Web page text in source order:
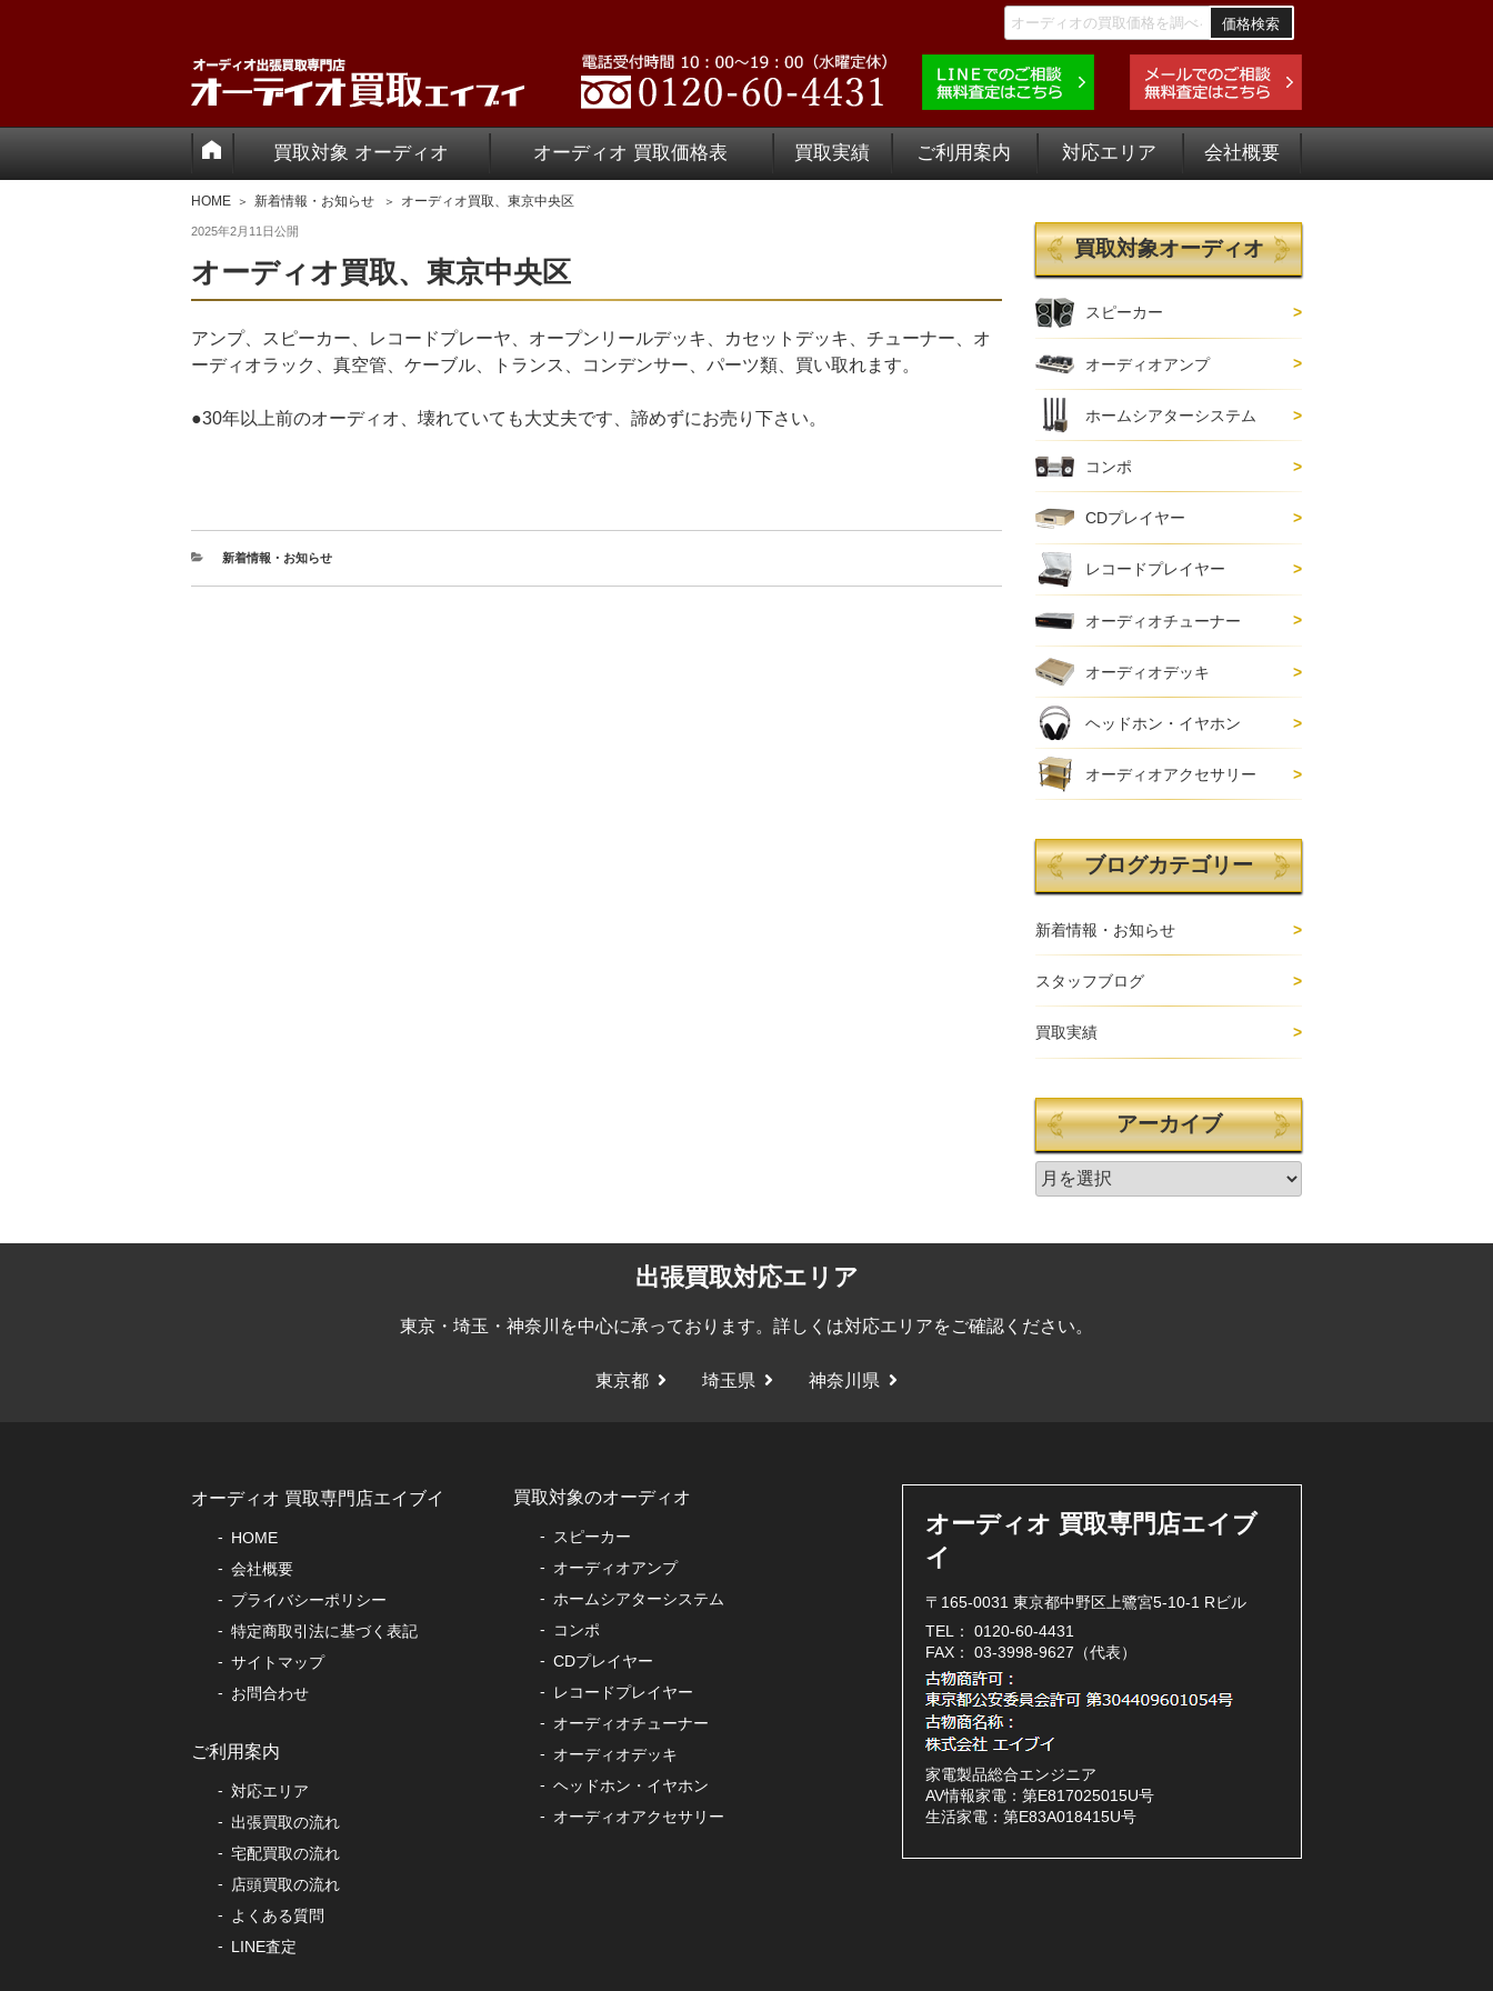
価格検索
買取対象 オーディオ オーディオ 買取価格表 買取実績 ご利用案内 対応エリア 会社概要
HOME 新着情報・お知らせ オーディオ買取、東京中央区
2025年2月11日公開
オーディオ買取、東京中央区
アンプ、スピーカー、レコードプレーヤ、オープンリールデッキ、カセットデッキ、チューナー、オ
ーディオラック、真空管、ケーブル、トランス、コンデンサー、パーツ類、買い取れます。
●30年以上前のオーディオ、壊れていても大丈夫です、諦めずにお売り下さい。
新着情報・お知らせ
買取対象オーディオ
スピーカー
オーディオアンプ
ホームシアターシステム
コンポ
CDプレイヤー
レコードプレイヤー
オーディオチューナー
オーディオデッキ
ヘッドホン・イヤホン
オーディオアクセサリー
ブログカテゴリー
新着情報・お知らせ
スタッフブログ
買取実績
アーカイブ
出張買取対応エリア
東京・埼玉・神奈川を中心に承っております。詳しくは対応エリアをご確認ください。
東京都 埼玉県 神奈川県
オーディオ 買取専門店エイブイ
HOME
会社概要
プライバシーポリシー
特定商取引法に基づく表記
サイトマップ
お問合わせ
買取対象のオーディオ
スピーカー
オーディオアンプ
ホームシアターシステム
コンポ
CDプレイヤー
レコードプレイヤー
オーディオチューナー
オーディオデッキ
ヘッドホン・イヤホン
オーディオアクセサリー
ご利用案内
対応エリア
出張買取の流れ
宅配買取の流れ
店頭買取の流れ
よくある質問
LINE査定
オーディオ 買取専門店エイブ
イ
〒165-0031 東京都中野区上鷺宮5-10-1 Rビル
TEL： 0120-60-4431
FAX： 03-3998-9627（代表）
家電製品総合エンジニア
AV情報家電：第E817025015U号
生活家電：第E83A018415U号